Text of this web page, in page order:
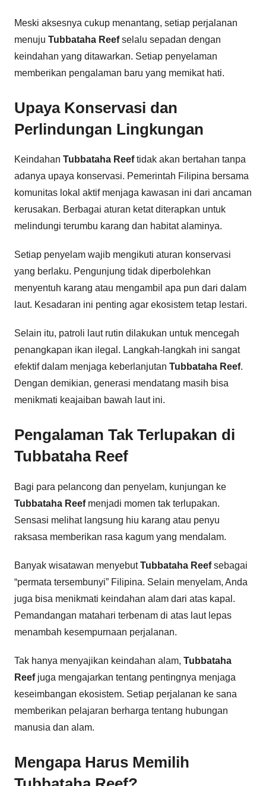
Meski aksesnya cukup menantang, setiap perjalanan
menuju Tubbataha Reefselalu sepadan dengan
keindahan yang ditawarkan. Setiap penyelaman
memberikan pengalaman baru yang memikat hati.
Upaya Konservasi dan
Perlindungan Lingkungan
Keindahan Tubbataha Reeftidak akan bertahan tanpa
adanya upaya konservasi. Pemerintah Filipina bersama
komunitas lokal aktif menjaga kawasan ini dari ancaman
kerusakan. Berbagai aturan ketat diterapkan untuk
melindungi terumbu karang dan habitat alaminya.
Setiap penyelam wajib mengikuti aturan konservasi
yang berlaku. Pengunjung tidak diperbolehkan
menyentuh karang atau mengambil apa pun dari dalam
laut. Kesadaran ini penting agar ekosistem tetap lestari.
Selain itu, patroli laut rutin dilakukan untuk mencegah
penangkapan ikan ilegal. Langkah-langkah ini sangat
efektif dalam menjaga keberlanjutan Tubbataha Reef.
Dengan demikian, generasi mendatang masih bisa
menikmati keajaiban bawah laut ini.
Pengalaman Tak Terlupakan di
Tubbataha Reef
Bagi para pelancong dan penyelam, kunjungan ke
Tubbataha Reefmenjadi momen tak terlupakan.
Sensasi melihat langsung hiu karang atau penyu
raksasa memberikan rasa kagum yang mendalam.
Banyak wisatawan menyebutTubbataha Reefsebagai
“permata tersembunyi” Filipina. Selain menyelam, Anda
juga bisa menikmati keindahan alam dari atas kapal.
Pemandangan matahari terbenam di atas laut lepas
menambah kesempurnaan perjalanan.
Tak hanya menyajikan keindahan alam, Tubbataha
Reefjuga mengajarkan tentang pentingnya menjaga
keseimbangan ekosistem. Setiap perjalanan ke sana
memberikan pelajaran berharga tentang hubungan
manusia dan alam.
Mengapa Harus Memilih